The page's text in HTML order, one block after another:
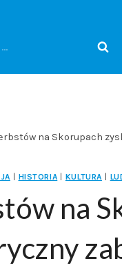
na Skorupach
HISTORIA KULTURA
na